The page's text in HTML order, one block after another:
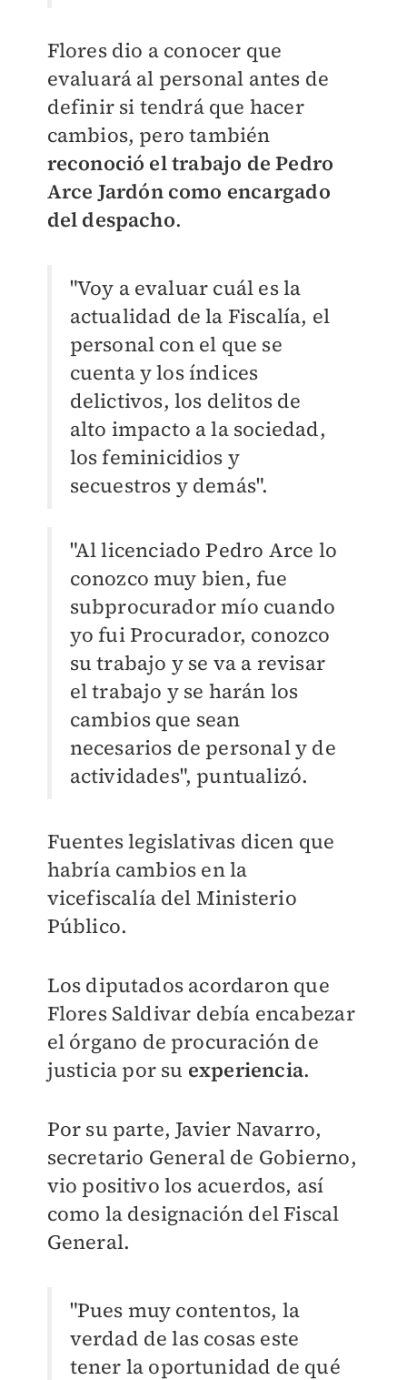
Flores dio a conocer que
evaluará al personal antes de
definir si tendrá que hacer
cambios, pero también
reconoció el trabajo de Pedro
Arce Jardón como encargado
del despacho.
"Voy a evaluar cuál es la
actualidad de la Fiscalía, el
personal con el que se
cuenta y los índices
delictivos, los delitos de
alto impacto a la sociedad,
los feminicidios y
secuestros y demás".
"Al licenciado Pedro Arce lo
conozco muy bien, fue
subprocurador mío cuando
yo fui Procurador, conozco
su trabajo y se va a revisar
el trabajo y se harán los
cambios que sean
necesarios de personal y de
actividades", puntualizó.
Fuentes legislativas dicen que
habría cambios en la
vicefiscalía del Ministerio
Público.
Los diputados acordaron que
Flores Saldivar debía encabezar
el órgano de procuración de
justicia por su experiencia.
Por su parte, Javier Navarro,
secretario General de Gobierno,
vio positivo los acuerdos, así
como la designación del Fiscal
General.
"Pues muy contentos, la
verdad de las cosas este
tener la oportunidad de qué